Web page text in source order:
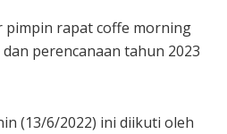
pimpin rapat coffe morning
perencanaan tahun 2023
(13/6/2022) ini diikuti oleh